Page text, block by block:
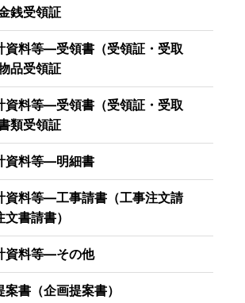
受領証
資料等―受領書（受領証・受取
受領証
資料等―受領書（受領証・受取
受領証
資料等―明細書
資料等―工事請書（工事注文請
書請書）
資料等―その他
書（企画提案書）